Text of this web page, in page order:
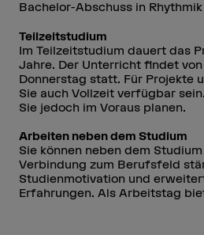
Bachelor-Abschuss in
Teilzeitstudium
Im Teilzeitstudium dauert das
Jahre. Der Unterricht findet
Donnerstag statt. Für Projekte
Sie auch Vollzeit verfügbar
Sie jedoch im Voraus planen.
Arbeiten neben dem Studium
Sie können neben dem
Verbindung zum Berufsfeld
Studienmotivation und
Erfahrungen. Als Arbeitstag